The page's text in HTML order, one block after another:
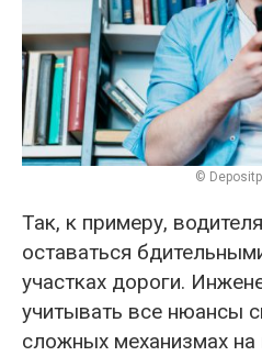
©
Так, к примеру,
оставаться
участках дороги.
учитывать все нюансы
сложных механизмах